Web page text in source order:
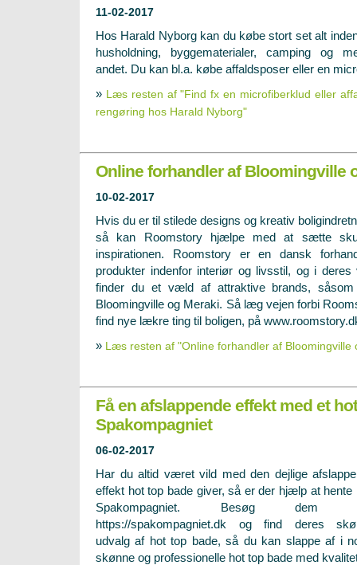
11-02-2017
Hos Harald Nyborg kan du købe stort set alt
husholdning, byggematerialer, camping og
andet. Du kan bl.a. købe affaldsposer eller en
» Læs resten af "Find fx en microfiberklud eller
rengøring hos Harald Nyborg"
Online forhandler af Bloomingville
10-02-2017
Hvis du er til stilede designs og kreativ
så kan Roomstory hjælpe med at sætte
inspirationen. Roomstory er en dansk
produkter indenfor interiør og livsstil, og i deres
finder du et væld af attraktive brands,
Bloomingville og Meraki. Så læg vejen forbi
find nye lækre ting til boligen, på
» Læs resten af "Online forhandler af Bloomingville
Få en afslappende effekt med et
Spakompagniet
06-02-2017
Har du altid været vild med den dejlige
effekt hot top bade giver, så er der hjælp at hente
Spakompagniet. Besøg dem
https://spakompagniet.dk og find deres
udvalg af hot top bade, så du kan slappe af i
skønne og professionelle hot top bade med